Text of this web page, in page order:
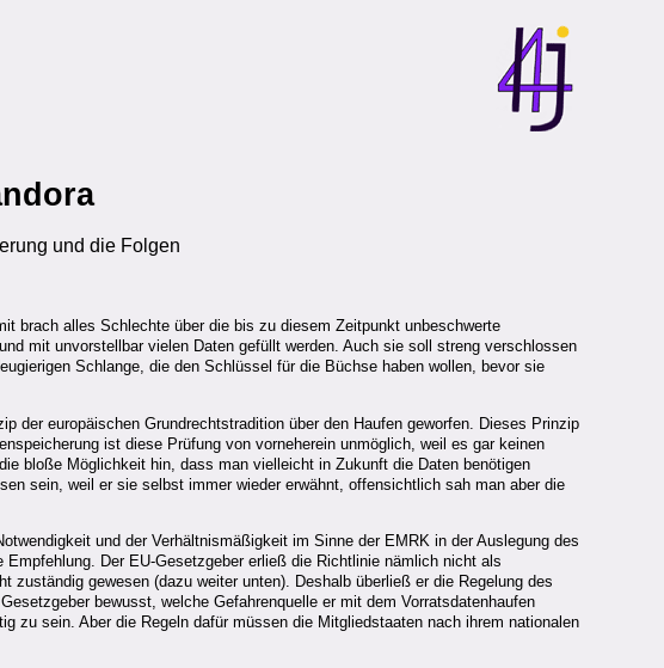
und die Folgen
brach alles Schlechte über die bis zu diesem Zeitpunkt unbeschwerte
mit unvorstellbar vielen Daten gefüllt werden. Auch sie soll streng verschlossen
Schlange, die den Schlüssel für die Büchse haben wollen, bevor sie
der europäischen Grundrechtstradition über den Haufen geworfen. Dieses Prinzip
ist diese Prüfung von vorneherein unmöglich, weil es gar keinen
bloße Möglichkeit hin, dass man vielleicht in Zukunft die Daten benötigen
sein, weil er sie selbst immer wieder erwähnt, offensichtlich sah man aber die
und der Verhältnismäßigkeit im Sinne der EMRK in der Auslegung des
Der EU-Gesetzgeber erließ die Richtlinie nämlich nicht als
gewesen (dazu weiter unten). Deshalb überließ er die Regelung des
bewusst, welche Gefahrenquelle er mit dem Vorratsdatenhaufen
zu sein. Aber die Regeln dafür müssen die Mitgliedstaaten nach ihrem nationalen